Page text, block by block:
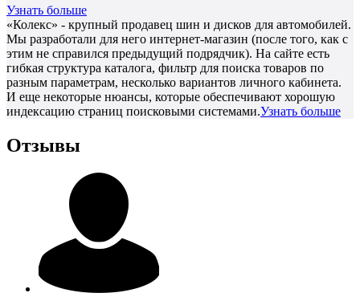
Узнать больше
«Колекс» - крупный продавец шин и дисков для автомобилей.
Мы разработали для него интернет-магазин (после того, как с
этим не справился предыдущий подрядчик). На сайте есть
гибкая структура каталога, фильтр для поиска товаров по
разным параметрам, несколько вариантов личного кабинета.
И еще некоторые нюансы, которые обеспечивают хорошую
индексацию страниц поисковыми системами.Узнать больше
Отзывы